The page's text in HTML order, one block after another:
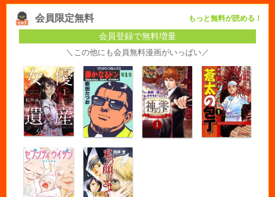
会員限定無料 もっと無料が読める！
会員登録で無料増量
＼この他にも会員無料漫画がいっぱい／